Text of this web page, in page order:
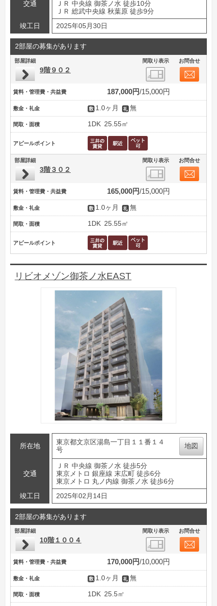
交通
ＪＲ 中央線 御茶ノ水 徒歩10分
ＪＲ 総武中央線 秋葉原 徒歩9分
竣工日
2025年05月30日
2部屋の募集があります
部屋詳細 間取り表示 お問合せ
9階９０２
賃料・管理費・共益費 187,000円 15,000円
敷金・礼金 1.0ヶ月 無
間取・面積 1DK 25.55㎡
アピールポイント
部屋詳細 間取り表示 お問合せ
3階３０２
賃料・管理費・共益費 165,000円 15,000円
敷金・礼金 1.0ヶ月 無
間取・面積 1DK 25.55㎡
アピールポイント
リビオメゾン御茶ノ水EAST
所在地
東京都文京区湯島一丁目１１番１４
号
地図
交通
ＪＲ 中央線 御茶ノ水 徒歩5分
東京メトロ 銀座線 末広町 徒歩6分
東京メトロ 丸ノ内線 御茶ノ水 徒歩6分
竣工日
2025年02月14日
2部屋の募集があります
部屋詳細 間取り表示 お問合せ
10階１００４
賃料・管理費・共益費 170,000円 10,000円
敷金・礼金 1.0ヶ月 無
間取・面積 1DK 25.5㎡